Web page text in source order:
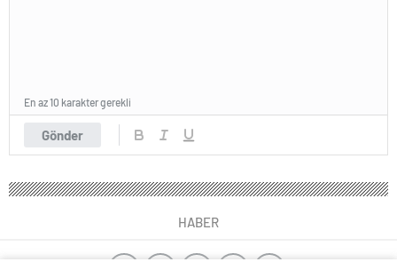
Gönder
En az 10 karakter gerekli
HABER